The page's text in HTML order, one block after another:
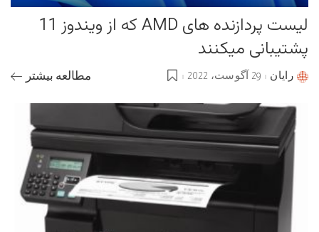
لیست پردازنده های AMD که از ویندوز 11
پشتیبانی میکنند
Postedرایان 29 آگوست، 2022 مطالعه بیشتر